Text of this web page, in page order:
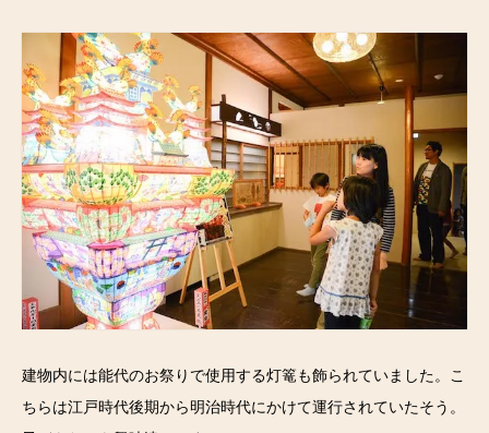
建物内には能代のお祭りで使用する灯篭も飾られていました。こ
ちらは江戸時代後期から明治時代にかけて運行されていたそう。